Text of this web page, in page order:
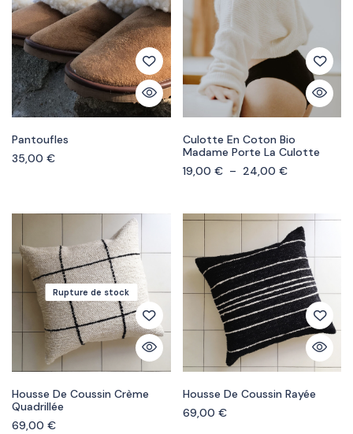
Pantoufles
35,00 €
Culotte En Coton Bio
Madame Porte La Culotte
19,00 € – 24,00 €
Rupture de stock
Housse De Coussin Crème
Quadrillée
69,00 €
Housse De Coussin Rayée
69,00 €